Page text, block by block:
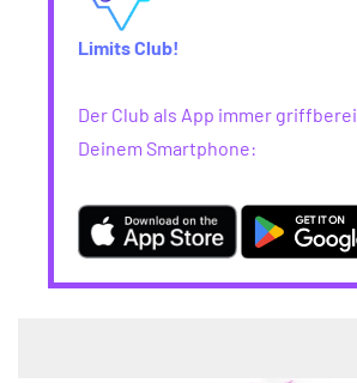
Limits Club!
Der Club als App immer
Deinem Smartphone: